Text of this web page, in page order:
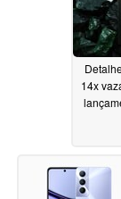
14x